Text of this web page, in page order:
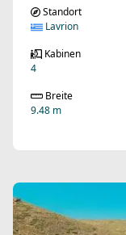
Standort
Lavrion
Kabinen
4
Breite
9.48 m